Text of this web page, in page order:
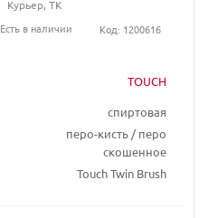
TOUCH
спиртовая
перо-кисть / перо
скошенное
Touch Twin Brush
Курьер, ТК
Есть в наличии
Код: 1200616